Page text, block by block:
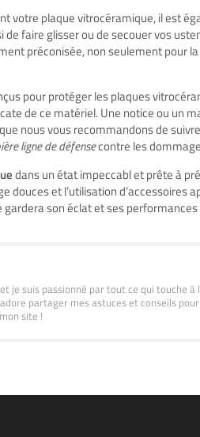
votre plaque vitrocéramique, il est
faire glisser ou de secouer vos
préconisée, non seulement pour
pour protéger les plaques
de ce matériel. Une notice ou un
nous vous recommandons de
ligne de défensecontre les
dans un état impeccabl et prête à
et l’utilisation d’accessoires
son éclat et ses
je suis passionné par tout ce qui touche à
partager mes astuces et conseils
site !